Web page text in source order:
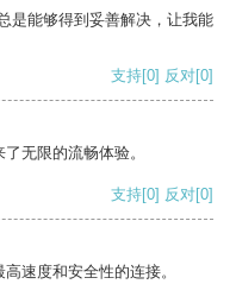
是能够得到妥善解决，让我能
支持[0] 反对[0]
无限的流畅体验。
支持[0] 反对[0]
速度和安全性的连接。